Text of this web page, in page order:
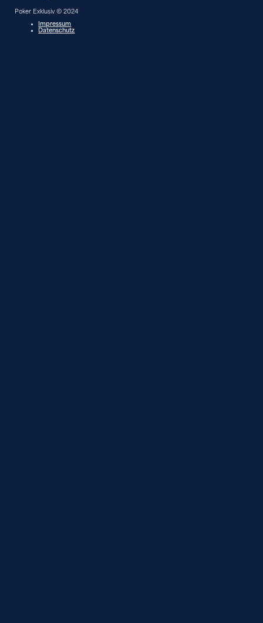
Poker Exklusiv © 2024
Impressum
Datenschutz